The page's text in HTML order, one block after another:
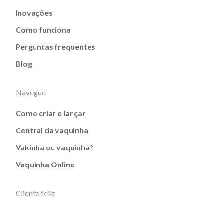
Inovações
Como funciona
Perguntas frequentes
Blog
Navegue
Como criar e lançar
Central da vaquinha
Vakinha ou vaquinha?
Vaquinha Online
Cliente feliz